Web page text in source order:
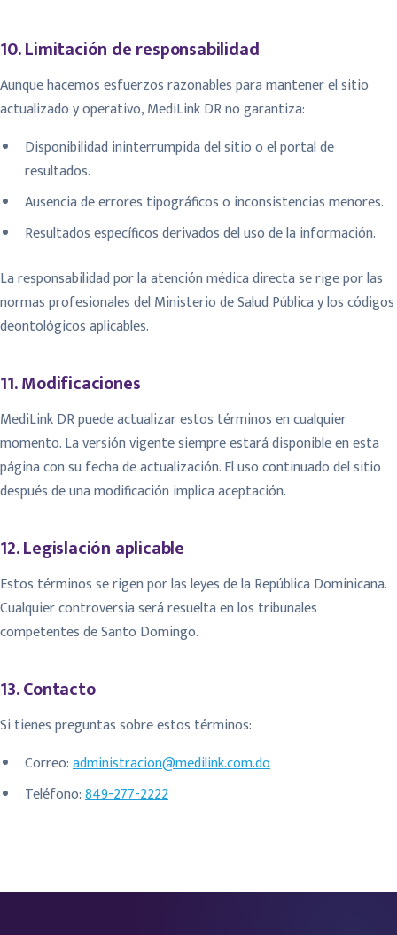
10. Limitación de responsabilidad
Aunque hacemos esfuerzos razonables para mantener el sitio
actualizado y operativo, MediLink DR no garantiza:
Disponibilidad ininterrumpida del sitio o el portal de
resultados.
Ausencia de errores tipográficos o inconsistencias menores.
Resultados específicos derivados del uso de la información.
La responsabilidad por la atención médica directa se rige por las
normas profesionales del Ministerio de Salud Pública y los códigos
deontológicos aplicables.
11. Modificaciones
MediLink DR puede actualizar estos términos en cualquier
momento. La versión vigente siempre estará disponible en esta
página con su fecha de actualización. El uso continuado del sitio
después de una modificación implica aceptación.
12. Legislación aplicable
Estos términos se rigen por las leyes de la República Dominicana.
Cualquier controversia será resuelta en los tribunales
competentes de Santo Domingo.
13. Contacto
Si tienes preguntas sobre estos términos:
Correo:administracion@medilink.com.do
Teléfono:849-277-2222